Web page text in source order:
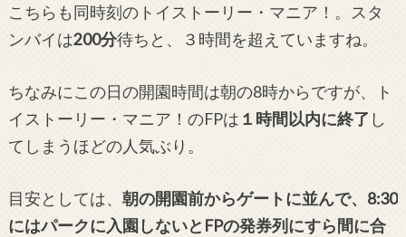
こちらも同時刻のトイストーリー・マニア！。スタ
ンバイは200分待ちと、３時間を超えていますね。
ちなみにこの日の開園時間は朝の8時からですが、ト
イストーリー・マニア！のFPは １時間以内に終了 し
てしまうほどの人気ぶり。
目安としては、 朝の開園前からゲートに並んで、8:30
にはパークに入園しないとFPの発券列にすら間に合